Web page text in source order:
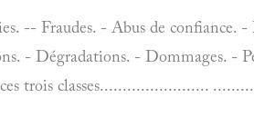
-- Fraudes. - Abus de confiance. -
- Dégradations. - Dommages. -
trois classes........................